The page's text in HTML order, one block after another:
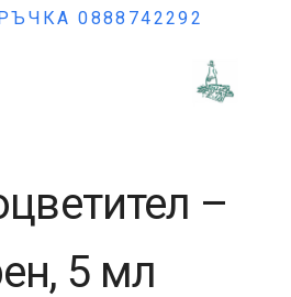
0888742292
–
5 мл